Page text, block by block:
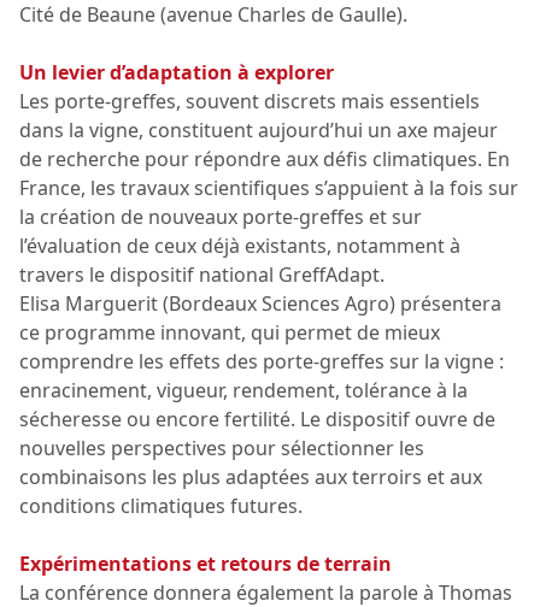
Cité de Beaune (avenue Charles de Gaulle).
Un levier d’adaptation à explorer
Les porte-greffes, souvent discrets mais essentiels
dans la vigne, constituent aujourd’hui un axe majeur
de recherche pour répondre aux défis climatiques. En
France, les travaux scientifiques s’appuient à la fois sur
la création de nouveaux porte-greffes et sur
l’évaluation de ceux déjà existants, notamment à
travers le dispositif national GreffAdapt.
Elisa Marguerit (Bordeaux Sciences Agro) présentera
ce programme innovant, qui permet de mieux
comprendre les effets des porte-greffes sur la vigne :
enracinement, vigueur, rendement, tolérance à la
sécheresse ou encore fertilité. Le dispositif ouvre de
nouvelles perspectives pour sélectionner les
combinaisons les plus adaptées aux terroirs et aux
conditions climatiques futures.
Expérimentations et retours de terrain
La conférence donnera également la parole à Thomas